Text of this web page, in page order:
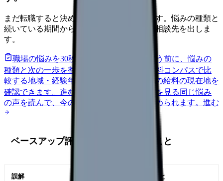
まだ転職すると決めていなくても大丈夫です。悩みの種類と
続いている期間から、次に見るべき記事と相談先を出しま
す。
職場の悩みを30秒で診断
辞めるべきか迷う前に、悩みの
種類と次の一歩を整理します。
給料コンパスで比
較する地域・経験年数・施設形態から、今の給料の現在地を
確認できます。 進む 匿名掲示板で本音を見る 同じ悩み
の声を読んで、今の職場だけの問題か確かめられます。 進む
ベースアップ評価料で誤解しやすいこと
誤解 実際に確認すべきこと